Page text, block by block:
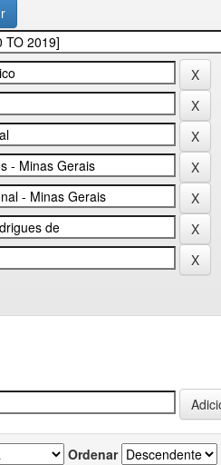
Ordenar